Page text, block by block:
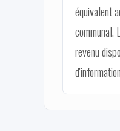
équivalent
communal.
revenu